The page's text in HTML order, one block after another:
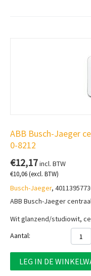
ABB Busch-Jaeger
0-8212
€12,17incl. BTW
€10,06(excl. BTW)
Busch-Jaeger,
ABB Busch-Jaeger
Wit glanzend/studiowit,
Aantal:
LEG IN DE